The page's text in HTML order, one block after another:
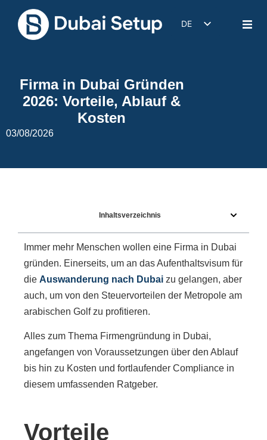
DE
FR
Firma in Dubai Gründen
2026: Vorteile, Ablauf &
Kosten
03/08/2026
Inhaltsverzeichnis
Immer mehr Menschen wollen eine Firma in Dubai
gründen. Einerseits, um an das Aufenthaltsvisum für
die Auswanderung nach Dubai zu gelangen, aber
auch, um von den Steuervorteilen der Metropole am
arabischen Golf zu profitieren.
Alles zum Thema Firmengründung in Dubai,
angefangen von Voraussetzungen über den Ablauf
bis hin zu Kosten und fortlaufender Compliance in
diesem umfassenden Ratgeber.
Vorteile